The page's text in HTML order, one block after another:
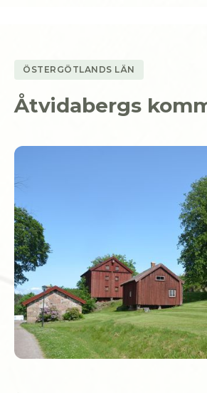
ÖSTERGÖTLANDS LÄN
Åtvidabergs